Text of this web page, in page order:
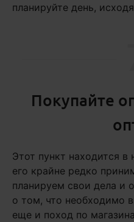
планируйте день,
Покупайте
Этот пункт находится
его крайне редко
планируем свои дела и
о том, что необходимо
еще и поход по